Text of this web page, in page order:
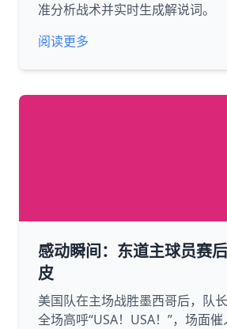
准分析战术并实时生成解说词。
阅读更多
感动瞬间：东道主球员赛
皮
美国队在主场战胜墨西哥后，队
全场高呼“USA！USA！”，场面催